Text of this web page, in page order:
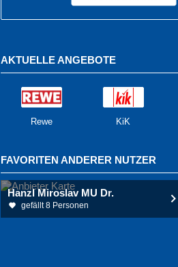
AKTUELLE ANGEBOTE
Rewe KiK
FAVORITEN ANDERER NUTZER
Hanzl Miroslav MU Dr.
gefällt 8 Personen